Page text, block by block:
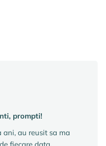
prompti!
ani, au reusit sa ma